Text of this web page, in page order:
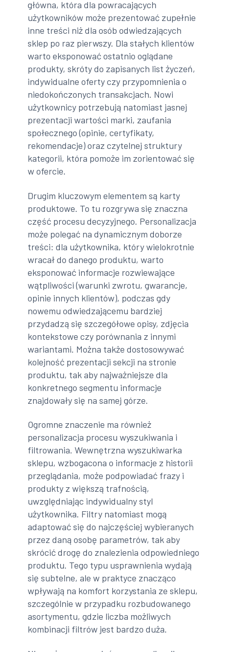
główna, która dla powracających
użytkowników może prezentować zupełnie
inne treści niż dla osób odwiedzających
sklep po raz pierwszy. Dla stałych klientów
warto eksponować ostatnio oglądane
produkty, skróty do zapisanych list życzeń,
indywidualne oferty czy przypomnienia o
niedokończonych transakcjach. Nowi
użytkownicy potrzebują natomiast jasnej
prezentacji wartości marki, zaufania
społecznego (opinie, certyfikaty,
rekomendacje) oraz czytelnej struktury
kategorii, która pomoże im zorientować się
w ofercie.
Drugim kluczowym elementem są karty
produktowe. To tu rozgrywa się znaczna
część procesu decyzyjnego. Personalizacja
może polegać na dynamicznym doborze
treści: dla użytkownika, który wielokrotnie
wracał do danego produktu, warto
eksponować informacje rozwiewające
wątpliwości (warunki zwrotu, gwarancje,
opinie innych klientów), podczas gdy
nowemu odwiedzającemu bardziej
przydadzą się szczegółowe opisy, zdjęcia
kontekstowe czy porównania z innymi
wariantami. Można także dostosowywać
kolejność prezentacji sekcji na stronie
produktu, tak aby najważniejsze dla
konkretnego segmentu informacje
znajdowały się na samej górze.
Ogromne znaczenie ma również
personalizacja procesu wyszukiwania i
filtrowania. Wewnętrzna wyszukiwarka
sklepu, wzbogacona o informacje z historii
przeglądania, może podpowiadać frazy i
produkty z większą trafnością,
uwzględniając indywidualny styl
użytkownika. Filtry natomiast mogą
adaptować się do najczęściej wybieranych
przez daną osobę parametrów, tak aby
skrócić drogę do znalezienia odpowiedniego
produktu. Tego typu usprawnienia wydają
się subtelne, ale w praktyce znacząco
wpływają na komfort korzystania ze sklepu,
szczególnie w przypadku rozbudowanego
asortymentu, gdzie liczba możliwych
kombinacji filtrów jest bardzo duża.